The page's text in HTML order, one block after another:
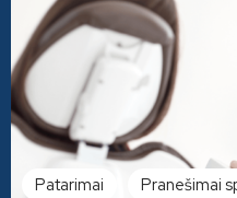
Patarimai Pranešimai